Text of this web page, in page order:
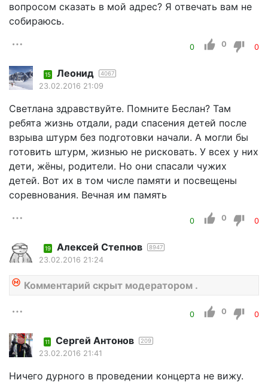
вопросом сказать в мой адрес? Я отвечать вам не
собираюсь.
0 0 0
15 Леонид 4067
23.02.2016 21:09
Светлана здравствуйте. Помните Беслан? Там
ребята жизнь отдали, ради спасения детей после
взрыва штурм без подготовки начали. А могли бы
готовить штурм, жизнью не рисковать. У всех у них
дети, жёны, родители. Но они спасали чужих
детей. Вот их в том числе памяти и посвещены
соревнования. Вечная им память
0 0 0
19 Алексей Степнов 8947
23.02.2016 21:24
Комментарий скрыт модератором .
0 0 0
11 Сергей Антонов 209
23.02.2016 21:41
Ничего дурного в проведении концерта не вижу.